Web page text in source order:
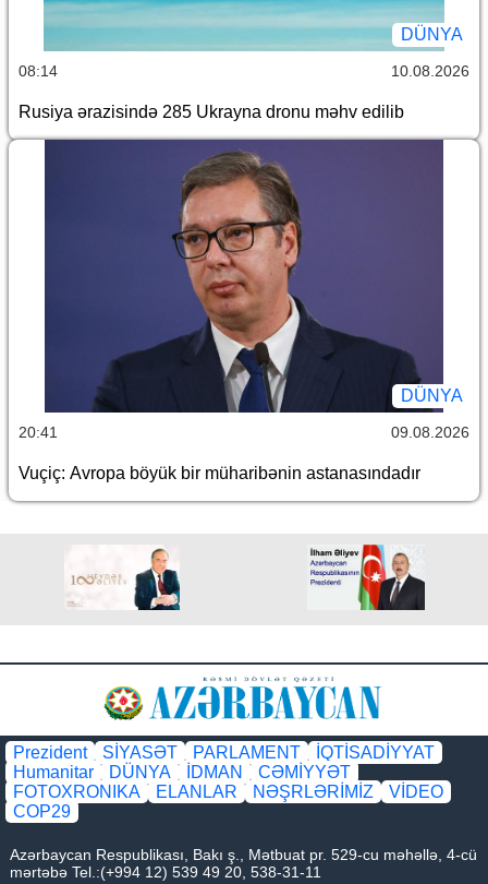
DÜNYA
08:14 10.08.2026
Rusiya ərazisində 285 Ukrayna dronu məhv edilib
DÜNYA
20:41 09.08.2026
Vuçiç: Avropa böyük bir müharibənin astanasındadır
Prezident SİYASƏT PARLAMENT
İQTİSADİYYAT
Humanitar
DÜNYA İDMAN
CƏMİYYƏT
FOTOXRONIKA
ELANLAR NƏŞRLƏRİMİZ
VİDEO
COP29
Azərbaycan Respublikası, Bakı ş., Mətbuat pr. 529-cu məhəllə, 4-cü
mərtəbə Tel.:(+994 12) 539 49 20, 538-31-11